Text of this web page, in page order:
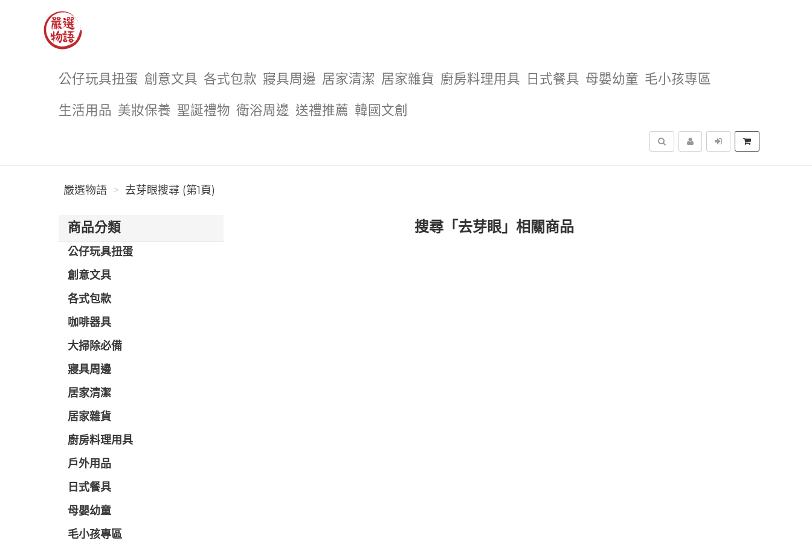
公仔玩具扭蛋 創意文具 各式包款 寢具周邊 居家清潔 居家雜貨 廚房料理用具 日式餐具 母嬰幼童 毛小孩專區
生活用品 美妝保養 聖誕禮物 衛浴周邊 送禮推薦 韓國文創
搜尋
嚴選物語 去芽眼搜尋 (第1頁)
商品分類
公仔玩具扭蛋
創意文具
各式包款
咖啡器具
大掃除必備
寢具周邊
居家清潔
居家雜貨
廚房料理用具
戶外用品
日式餐具
母嬰幼童
毛小孩專區
搜尋「去芽眼」相關商品